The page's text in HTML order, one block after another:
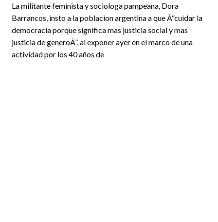
La militante feminista y sociologa pampeana, Dora
Barrancos, insto a la poblacion argentina a que Â“cuidar la
democracia porque significa mas justicia social y mas
justicia de generoÂ”, al exponer ayer en el marco de una
actividad por los 40 años de